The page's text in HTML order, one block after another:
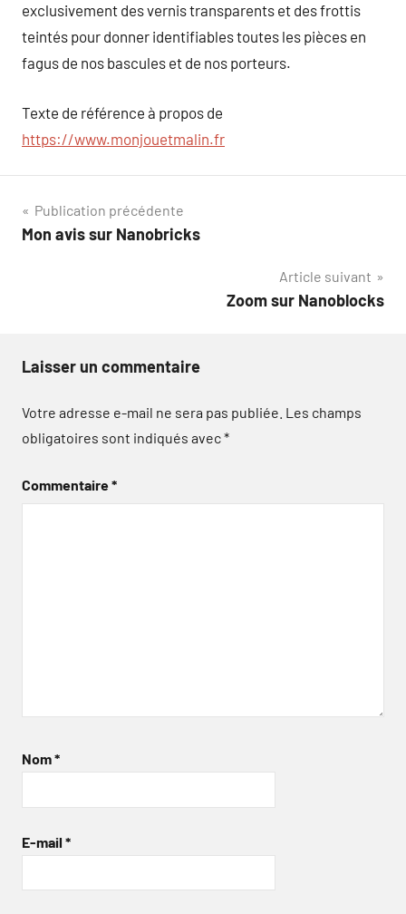
exclusivement des vernis transparents et des frottis
teintés pour donner identifiables toutes les pièces en
fagus de nos bascules et de nos porteurs.
Texte de référence à propos de
https://www.monjouetmalin.fr
Navigation
de
Publication précédente
Mon avis sur Nanobricks
Article suivant
Zoom sur Nanoblocks
Laisser un commentaire
Votre adresse e-mail ne sera pas publiée. Les champs
obligatoires sont indiqués avec*
Commentaire*
Nom*
E-mail *